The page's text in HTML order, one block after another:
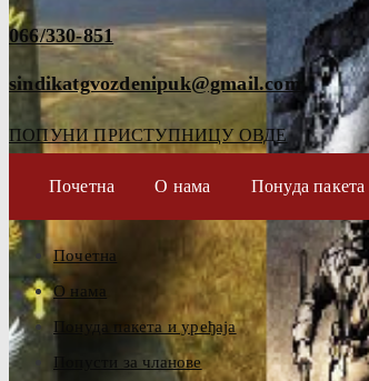
066/330-851
sindikatgvozdenipuk@gmail.com
ПОПУНИ ПРИСТУПНИЦУ ОВДЕ
Почетна О нама Понуда пакета
Почетна
О нама
Понуда пакета и уређаја
Попусти за чланове